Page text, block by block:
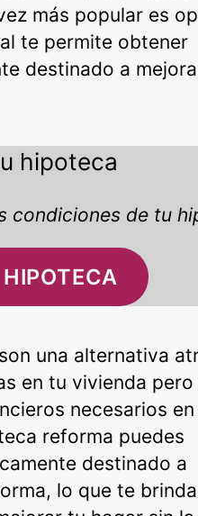
más popular es
te permite obtener
destinado a
hipoteca
condiciones de tu
una alternativa
en tu vivienda pero
necesarios en
reforma puedes
destinado a
lo que te